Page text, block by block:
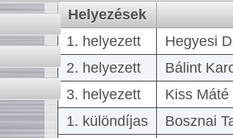
Helyezések
1. helyezett
Hegyesi
2. helyezett
Bálint
3. helyezett
Kiss
1. különdíjas
Bosznai